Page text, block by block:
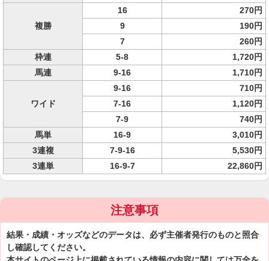
複勝
16
270円
9
190円
7
260円
枠連
5-8
1,720円
馬連
9-16 1,710円
ワイド
9-16
710円
7-16
1,120円
7-9
740円
馬単
16-9
3,010円
3連複
7-9-16
5,530円
3連単
16-9-7 22,860円
注意事項
結果・成績・オッズなどのデータは、必ず主催者発行のものと照合
し確認してください。